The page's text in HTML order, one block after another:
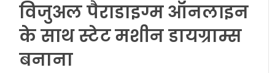
विजुअल पैराडाइग्म ऑनलाइन
के साथ स्टेट मशीन डायग्राम्स
बनाना